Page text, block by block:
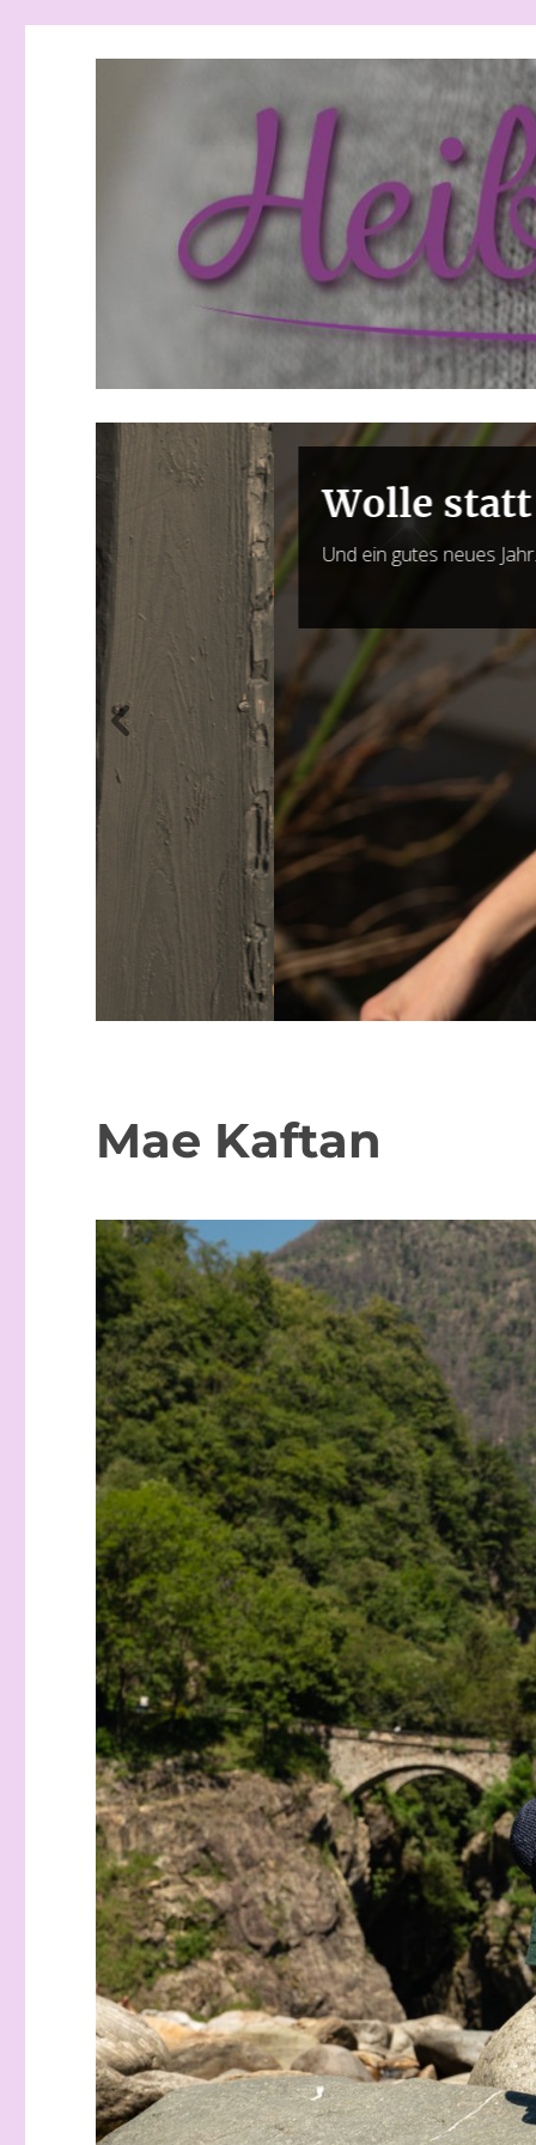
Wolle statt Böller
Und ein gutes neues Jahr…
Mae Kaftan